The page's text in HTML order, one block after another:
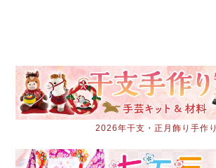
2026年干支・正月飾り手作り